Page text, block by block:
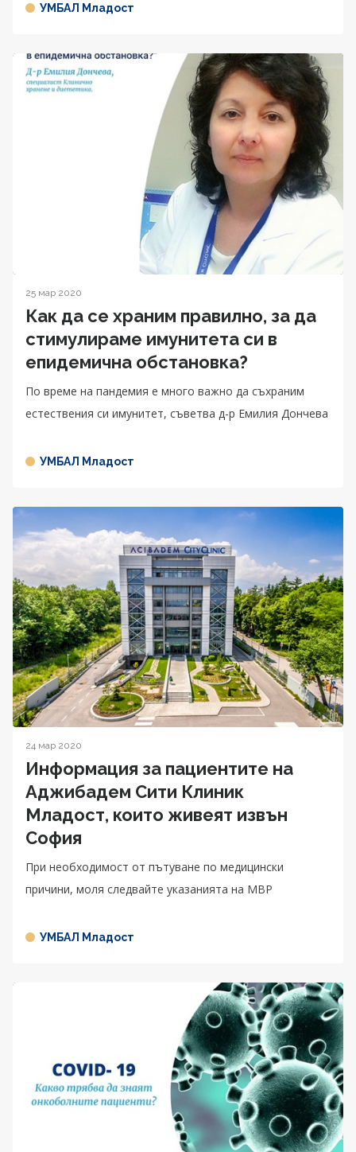
УМБАЛ Младост
25 мар 2020
Как да се храним правилно, за да
стимулираме имунитета си в
епидемична обстановка?
По време на пандемия е много важно да съхраним
естествения си имунитет, съветва д-р Емилия Дончева
УМБАЛ Младост
24 мар 2020
Информация за пациентите на
Аджибадем Сити Клиник
Младост, които живеят извън
София
При необходимост от пътуване по медицински
причини, моля следвайте указанията на МВР
УМБАЛ Младост